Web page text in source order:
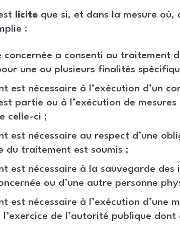
liciteque si, et dans la mesure où,
:
concernée a consenti au traitement
une ou plusieurs finalités
est nécessaire à l’exécution d’un
partie ou à l’exécution de
celle-ci ;
est nécessaire au respect d’une
du traitement est soumis ;
est nécessaire à la sauvegarde
ou d’une autre personne
est nécessaire à l’exécution d’une
de l’autorité publique